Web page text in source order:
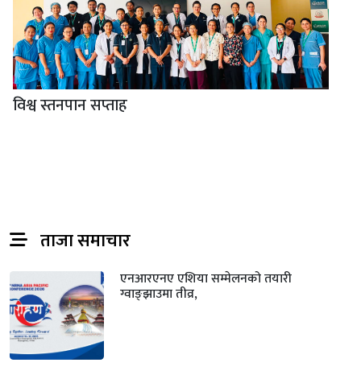
विश्व स्तनपान सप्ताह
ताजा समाचार
एनआरएनए एशिया सम्मेलनको तयारी
ग्वाङ्झाउमा तीव्र,